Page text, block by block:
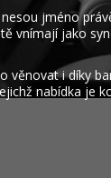
jméno
vnímají jako
věnovat i díky
nabídka je